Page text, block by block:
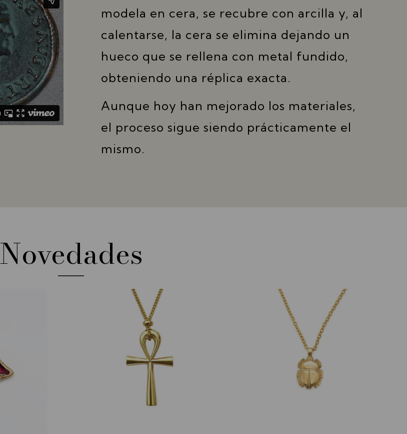
modela en cera, se recubre con arcilla y, al
calentarse, la cera se elimina dejando un
hueco que se rellena con metal fundido,
obteniendo una réplica exacta.
Aunque hoy han mejorado los materiales,
el proceso sigue siendo prácticamente el
mismo.
Novedades